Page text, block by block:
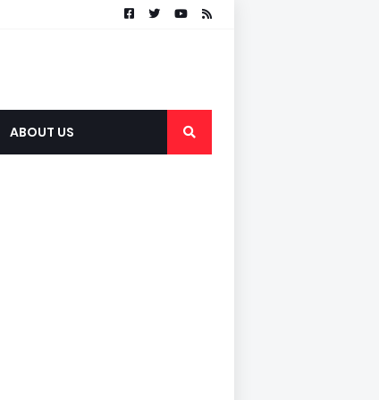
ABOUT US